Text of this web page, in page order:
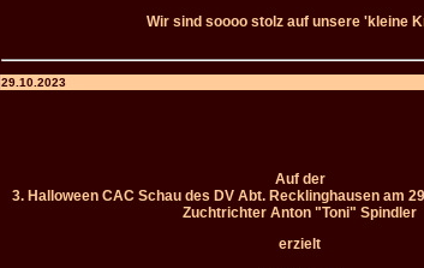
Wir sind soooo stolz auf unsere 'kleine
29.10.2023
Auf der
3. Halloween CAC Schau des DV Abt. Recklinghausen am
Zuchtrichter Anton "Toni" Spindler
erzielt